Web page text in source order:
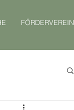
FÖRDERVEREIN